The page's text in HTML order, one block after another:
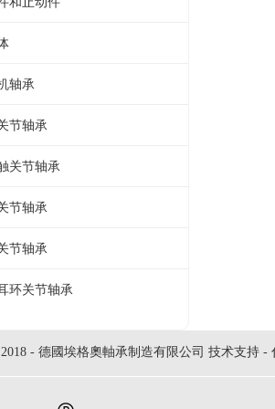
S30,剖分适用于带紧定套的圆锥孔调心滚子轴承
座LOE,剖分用于圆柱孔调心滚子轴承
LOE,剖分适用于带紧定套的圆锥孔调心滚子轴承
座BND,非剖分适用于调心滚子轴承
轴承座F5,非剖分用于带紧定套的圆锥孔轴承
母
圈
板
轴承
满装圆柱滚子轴承 RSL系列
满滚子轴承 SL05,SL06 系列
装圆柱滚子轴承 SL1849系列
装圆柱滚子轴承 SL1830 系列
节轴承
节轴承
关节轴承
关节轴承
节轴承
节轴承
节轴承
节轴承
环关节轴承
- 德國埃格奧軸承制造有限公司 技术支持 -